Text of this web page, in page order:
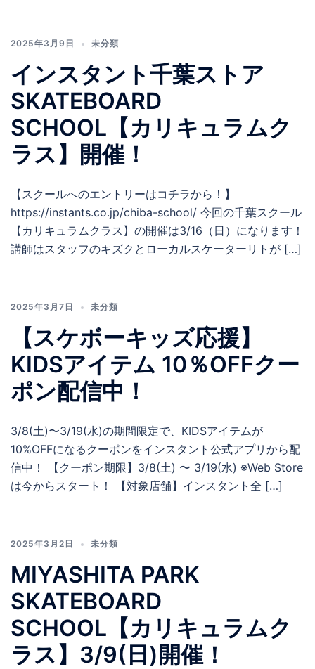
2025年3月9日 未分類
インスタント千葉ストア
SKATEBOARD
SCHOOL【カリキュラムク
ラス】開催！
【スクールへのエントリーはコチラから！】
https://instants.co.jp/chiba-school/ 今回の千葉スクール
【カリキュラムクラス】の開催は3/16（日）になります！
講師はスタッフのキズクとローカルスケーターリトが […]
2025年3月7日 未分類
【スケボーキッズ応援】
KIDSアイテム 10％OFFクー
ポン配信中！
3/8(土)〜3/19(水)の期間限定で、KIDSアイテムが
10%OFFになるクーポンをインスタント公式アプリから配
信中！ 【クーポン期限】3/8(土) 〜 3/19(水) ※Web Store
は今からスタート！ 【対象店舗】インスタント全 […]
2025年3月2日 未分類
MIYASHITA PARK
SKATEBOARD
SCHOOL【カリキュラムク
ラス】3/9(日)開催！